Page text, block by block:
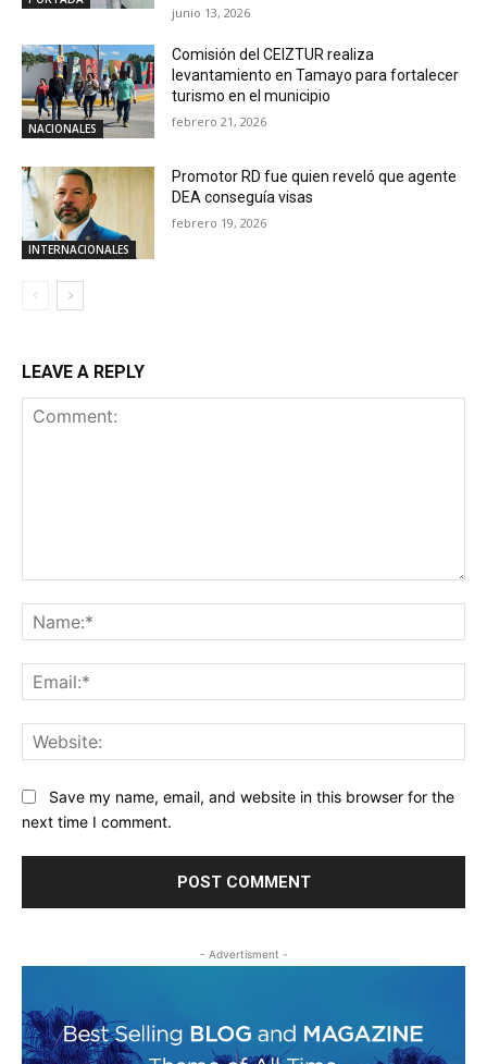
junio 13, 2026
NACIONALES
Comisión del CEIZTUR realiza
levantamiento en Tamayo para fortalecer
turismo en el municipio
febrero 21, 2026
INTERNACIONALES
Promotor RD fue quien reveló que agente
DEA conseguía visas
febrero 19, 2026
LEAVE A REPLY
Save my name, email, and website in this browser for the
next time I comment.
- Advertisment -